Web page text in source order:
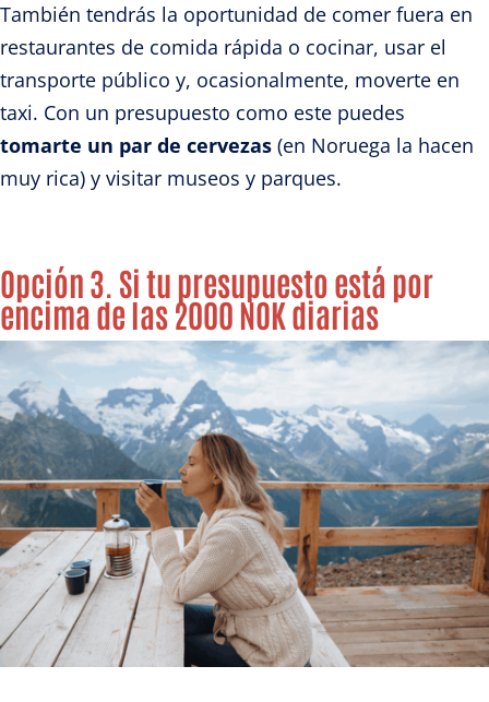
También tendrás la oportunidad de comer fuera en
restaurantes de comida rápida o cocinar, usar el
transporte público y, ocasionalmente, moverte en
taxi. Con un presupuesto como este puedes
tomarte un par de cervezas (en Noruega la hacen
muy rica) y visitar museos y parques.
Opción 3. Si tu presupuesto está por
encima de las 2000 NOK diarias